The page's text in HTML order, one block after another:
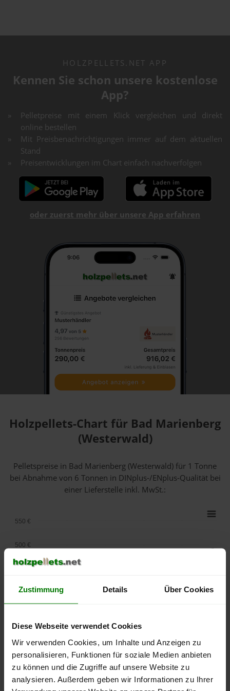
Zustimmung Details Über Cookies
Diese Webseite verwendet Cookies
Wir verwenden Cookies, um Inhalte und Anzeigen zu
personalisieren, Funktionen für soziale Medien anbieten
zu können und die Zugriffe auf unsere Website zu
analysieren. Außerdem geben wir Informationen zu Ihrer
HOLZPELLETS.NET APP
Kennen Sie schon unsere kostenlose
App?
Pelletpreise mit einem Klick vergleichen und direkt
online bestellen
Mit Preisbenachrichtigungen immer auf dem aktuellen
Stand
Preisentwicklungen im Chart einfach nachverfolgen
oder zuerst mehr über unsere App erfahren
Holzpellets-Chart für Bad Marienberg
(Westerwald)
Pelletspreise in Bad Marienberg (Westerwald) für 1 Tonne
bei Abnahmevon 6 Tonnen in DINplus-/ENplus-Qualität bei
einer Lieferstelle inkl. MwSt.:
September
2025
Januar
2026
Mai
2026
250 €
300 €
400 €
500 €
550 €